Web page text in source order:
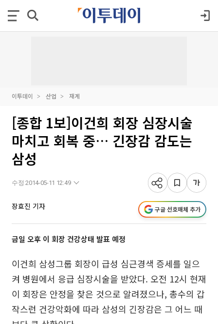
이투데이 산업 재계
[종합 1보]이건희 회장 심장시술
마치고 회복 중… 긴장감 감도는
삼성
수정 2014-05-11 12:49
장효진 기자 구글 선호매체 추가
금일 오후 이 회장 건강상태 발표 예정
이건희 삼성그룹 회장이 급성 심근경색 증세를 일으
켜 병원에서 응급 심장시술을 받았다. 오전 12시 현재
이 회장은 안정을 찾은 것으로 알려졌으나, 총수의 갑
작스런 건강악화에 따라 삼성의 긴장감은 그 어느 때